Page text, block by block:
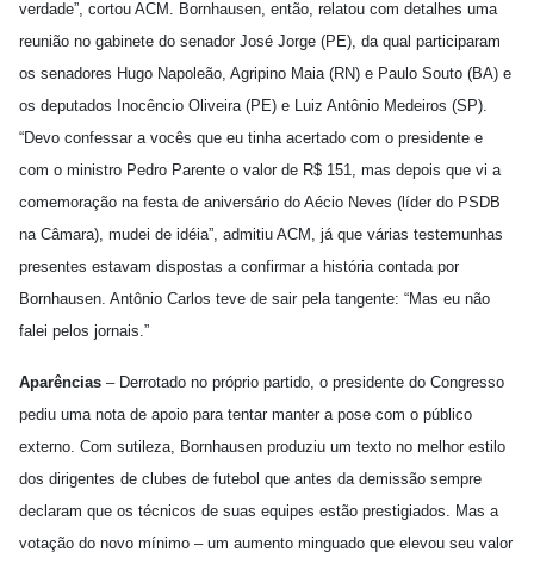
verdade”, cortou ACM. Bornhausen, então, relatou com detalhes uma
reunião no gabinete do senador José Jorge (PE), da qual participaram
os senadores Hugo Napoleão, Agripino Maia (RN) e Paulo Souto (BA) e
os deputados Inocêncio Oliveira (PE) e Luiz Antônio Medeiros (SP).
“Devo confessar a vocês que eu tinha acertado com o presidente e
com o ministro Pedro Parente o valor de R$ 151, mas depois que vi a
comemoração na festa de aniversário do Aécio Neves (líder do PSDB
na Câmara), mudei de idéia”, admitiu ACM, já que várias testemunhas
presentes estavam dispostas a confirmar a história contada por
Bornhausen. Antônio Carlos teve de sair pela tangente: “Mas eu não
falei pelos jornais.”
Aparências – Derrotado no próprio partido, o presidente do Congresso
pediu uma nota de apoio para tentar manter a pose com o público
externo. Com sutileza, Bornhausen produziu um texto no melhor estilo
dos dirigentes de clubes de futebol que antes da demissão sempre
declaram que os técnicos de suas equipes estão prestigiados. Mas a
votação do novo mínimo – um aumento minguado que elevou seu valor